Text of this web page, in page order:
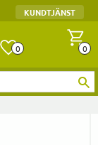
KUNDTJÄNST
Antal
0 0